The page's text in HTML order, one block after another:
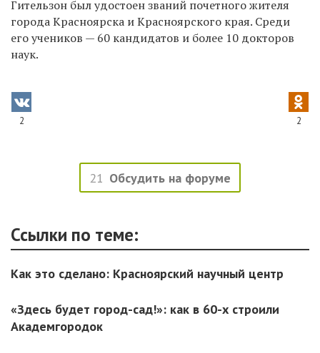
Гительзон был удостоен званий почетного жителя
города Красноярска и Красноярского края. Среди
его учеников — 60 кандидатов и более 10 докторов
наук.
2 2
21 Обсудить на форуме
Ссылки по теме:
Как это сделано: Красноярский научный центр
«Здесь будет город-сад!»: как в 60-х строили
Академгородок